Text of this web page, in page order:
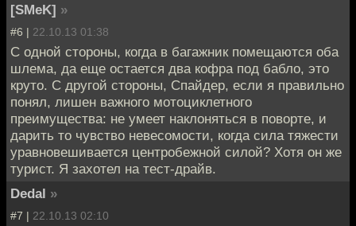
[SMeK] »
#6 | 22.10.13 01:38
С одной стороны, когда в багажник помещаются оба
шлема, да еще остается два кофра под бабло, это
круто. С другой стороны, Спайдер, если я правильно
понял, лишен важного мотоциклетного
преимущества: не умеет наклоняться в поворте, и
дарить то чувство невесомости, когда сила тяжести
уравновешивается центробежной силой? Хотя он же
турист. Я захотел на тест-драйв.
Dedal »
#7 | 22.10.13 02:10